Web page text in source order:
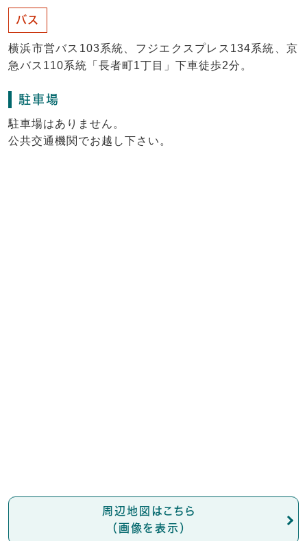
バス
横浜市営バス103系統、フジエクスプレス134系統、京
急バス110系統「長者町1丁目」下車徒歩2分。
駐車場
駐車場はありません。
公共交通機関でお越し下さい。
周辺地図はこちら
（画像を表示）